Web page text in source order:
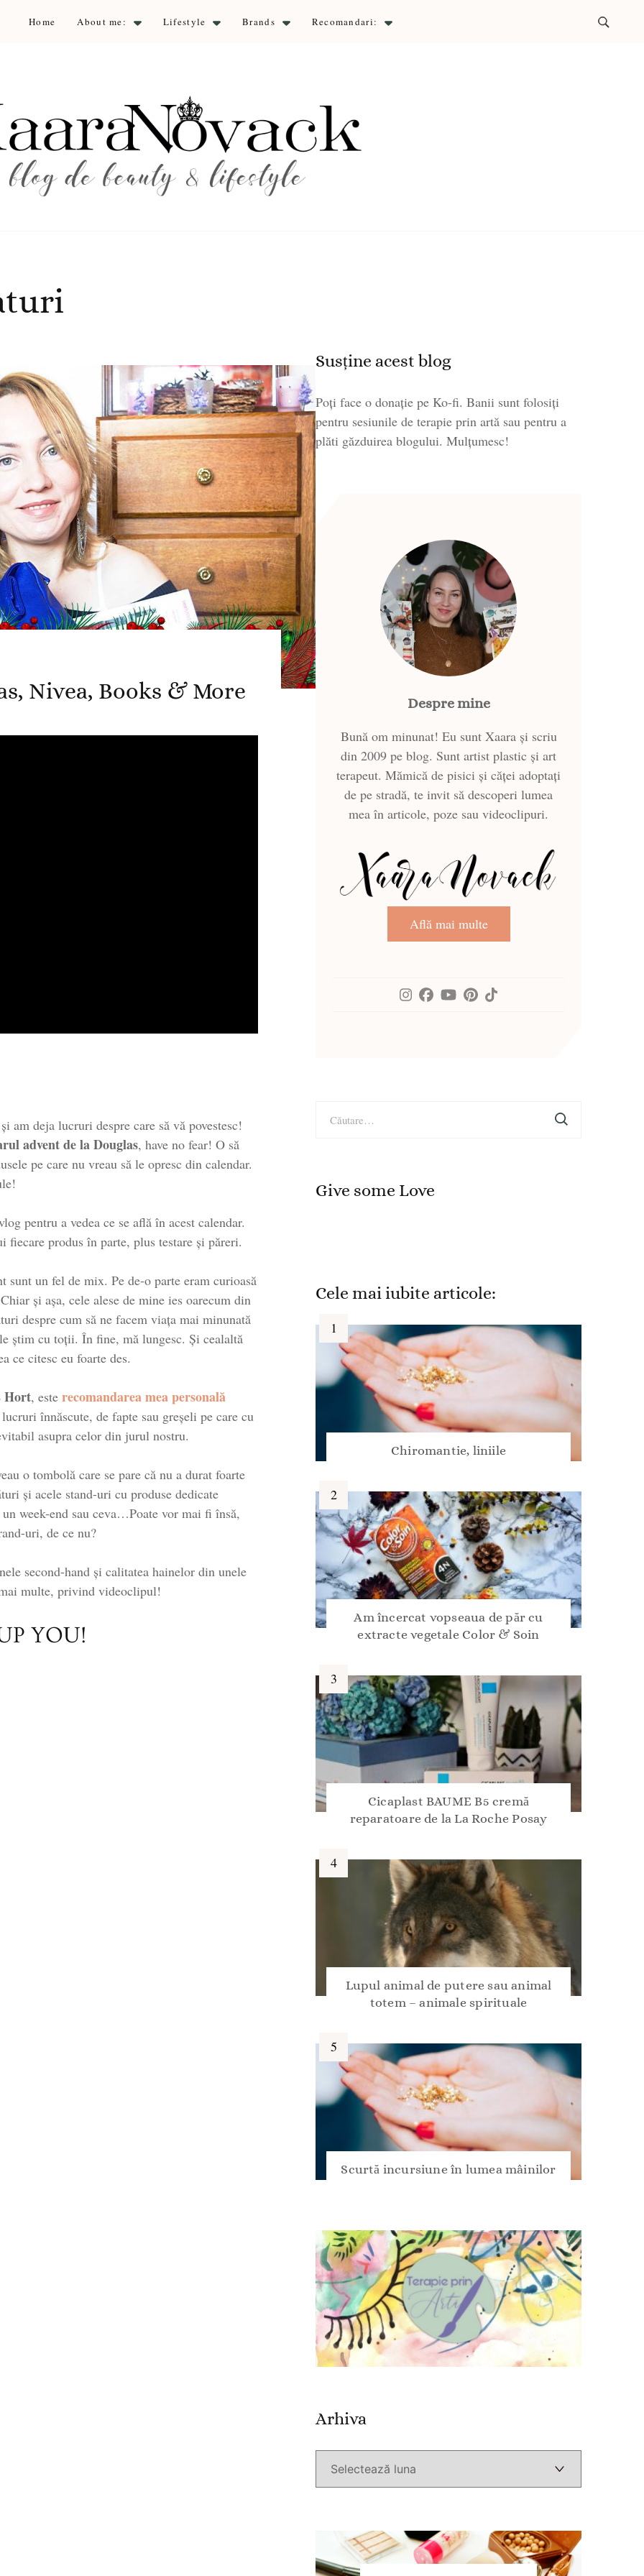
Home About me: Lifestyle Brands Recomandari:
Nivea, Books & More
am deja lucruri despre care să vă povestesc!
advent de la Douglas, have no fear! O să
pe care nu vreau să le opresc din calendar.
pentru a vedea ce se află în acest calendar.
produs în parte, plus testare și păreri.
sunt un fel de mix. Pe de-o parte eram curioasă
și așa, cele alese de mine ies oarecum din
despre cum să ne facem viața mai minunată
știm cu toții. În fine, mă lungesc. Și cealaltă
ce citesc eu foarte des.
Hort, este recomandarea mea personală
înnăscute, de fapte sau greșeli pe care cu
asupra celor din jurul nostru.
o tombolă care se pare că nu a durat foarte
și acele stand-uri cu produse dedicate
week-end sau ceva…Poate vor mai fi însă,
uri, de ce nu?
second-hand și calitatea hainelor din unele
multe, privind videoclipul!
YOU!
Susține acest blog
Poți face o donație pe Ko-fi. Banii sunt folosiți
pentru sesiunile de terapie prin artă sau pentru a
plăti găzduirea blogului. Mulțumesc!
Despre mine
Bună om minunat! Eu sunt Xaara și scriu
din 2009 pe blog. Sunt artist plastic și art
terapeut. Mămică de pisici și căței adoptați
de pe stradă, te invit să descoperi lumea
mea în articole, poze sau videoclipuri.
Află mai multe
după:
Give some Love
Cele mai iubite articole:
Chiromantie, liniile
Am încercat vopseaua de păr cu
extracte vegetale Color & Soin
Cicaplast BAUME B5 cremă
reparatoare de la La Roche Posay
Lupul animal de putere sau animal
totem – animale spirituale
Scurtă incursiune în lumea mâinilor
Arhiva